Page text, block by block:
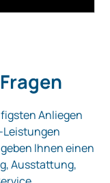
Anliegen
Ihnen einen
Ausstattung,